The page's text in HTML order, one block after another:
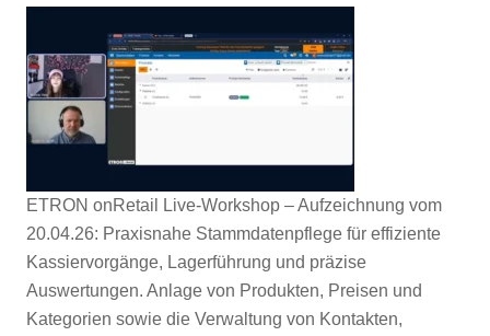
ETRON onRetail Live-Workshop – Aufzeichnung vom
20.04.26: Praxisnahe Stammdatenpflege für effiziente
Kassiervorgänge, Lagerführung und präzise
Auswertungen. Anlage von Produkten, Preisen und
Kategorien sowie die Verwaltung von Kontakten,